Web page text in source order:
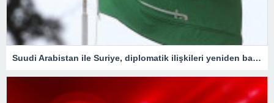
Suudi Arabistan ile Suriye, diplomatik ilişkileri yeniden başlatacak